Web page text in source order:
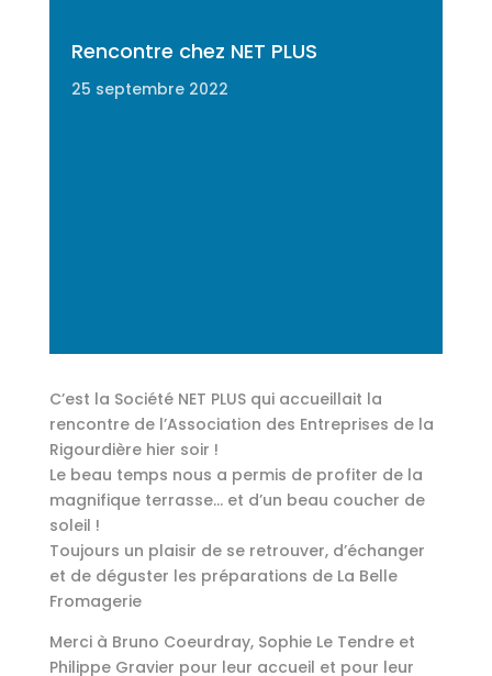
Rencontre chez NET PLUS
25 septembre 2022
C’est la Société NET PLUS qui accueillait la
rencontre de l’Association des Entreprises de la
Rigourdière hier soir !
Le beau temps nous a permis de profiter de la
magnifique terrasse… et d’un beau coucher de
soleil !
Toujours un plaisir de se retrouver, d’échanger
et de déguster les préparations de La Belle
Fromagerie
Merci à Bruno Coeurdray, Sophie Le Tendre et
Philippe Gravier pour leur accueil et pour leur